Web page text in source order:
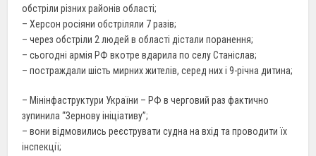
обстріли різних районів області;
– Херсон росіяни обстріляли 7 разів;
– через обстріли 2 людей в області дістали поранення;
– сьогодні армія РФ вкотре вдарила по селу Станіслав;
– постраждали шість мирних жителів, серед них і 9-річна дитина;
– Мінінфаструктури України – РФ в черговий раз фактично
зупинила “Зернову ініціативу”;
– вони відмовились реєструвати судна на вхід та проводити їх
інспекції;